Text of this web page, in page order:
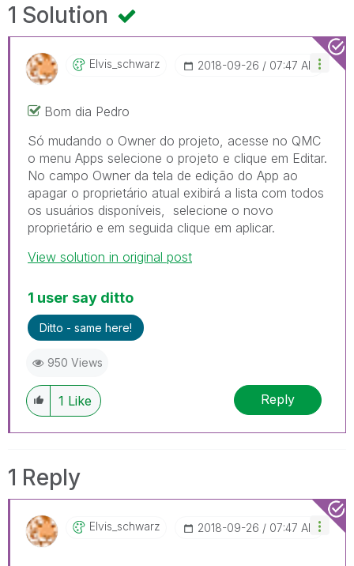
1 Solution
Elvis_schwarz ‎2018-09-26 07:47 AM
Bom dia Pedro
Só mudando o Owner do projeto, acesse no QMC
o menu Apps selecione o projeto e clique em Editar.
No campo Owner da tela de edição do App ao
apagar o proprietário atual exibirá a lista com todos
os usuários disponíveis, selecione o novo
proprietário e em seguida clique em aplicar.
View solution in original post
1 user say ditto
Ditto - same here!
950 Views
1 Like Reply
1 Reply
Elvis_schwarz ‎2018-09-26 07:47 AM